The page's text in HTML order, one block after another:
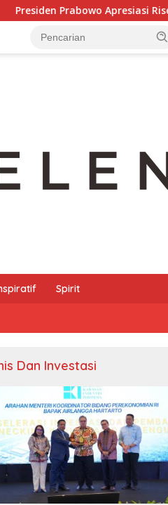
Apresiasi Riset BRIN, Inovasi
Spirit
dan Dinas Pendidikan
Kolaborasi
Dan Investasi